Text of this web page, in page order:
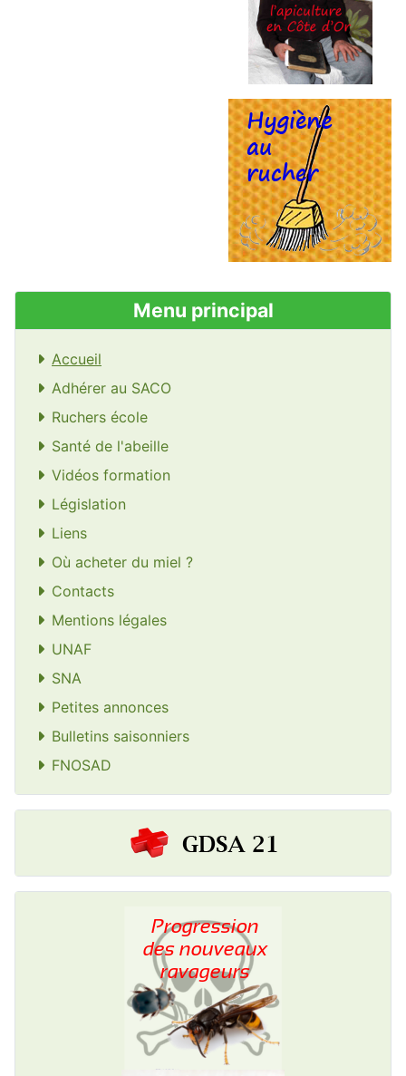
Menu principal
Accueil
Adhérer au SACO
Ruchers école
Santé de l'abeille
Vidéos formation
Législation
Liens
Où acheter du miel ?
Contacts
Mentions légales
UNAF
SNA
Petites annonces
Bulletins saisonniers
FNOSAD